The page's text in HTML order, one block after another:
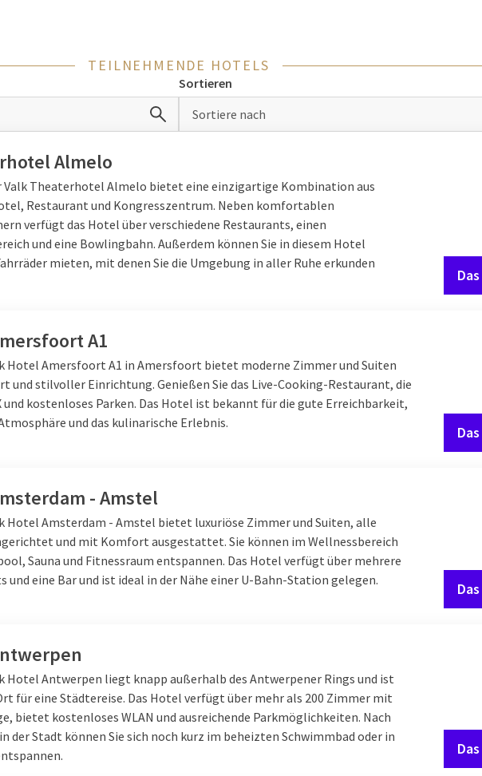
ein Muttertagsbuffet bei Van der Valk?
von Van der Valk ist am Muttertag mindestens genauso großartig wie sonst. So
von:
und kalte Vorspeisen
und vegetarische Hauptgerichte
Dessertbuffet
Buffetsbereiten Chefköche Ihre Lieblingsgerichte direkt vor Ihrer Nase zu. So
und können direkt schlemmen! Sie genießen bereits zu einem festen Preis und
Nacht in einem unserer Van der Valk Hotels. Übernachten Sie eine Nacht oder ein
luxuriösen, komfortablen Zimmer und Suiten. Der perfekte Abschluss des
TEILNEHMENDE HOTELS
Sortieren
Sortiere nach
Almelo
Valk Theaterhotel Almelo bietet eine einzigartige Kombination aus
Restaurant und Kongresszentrum. Neben komfortablen
verfügt das Hotel über verschiedene Restaurants, einen
und eine Bowlingbahn. Außerdem können Sie in diesem Hotel
mieten, mit denen Sie die Umgebung in aller Ruhe erkunden
A1
Hotel Amersfoort A1 in Amersfoort bietet moderne Zimmer und Suiten
und stilvoller Einrichtung. Genießen Sie das Live-Cooking-Restaurant, die
und kostenloses Parken. Das Hotel ist bekannt für die gute Erreichbarkeit,
und das kulinarische Erlebnis.
- Amstel
Hotel Amsterdam - Amstel bietet luxuriöse Zimmer und Suiten, alle
und mit Komfort ausgestattet. Sie können im Wellnessbereich
Sauna und Fitnessraum entspannen. Das Hotel verfügt über mehrere
und eine Bar und ist ideal in der Nähe einer U-Bahn-Station gelegen.
Hotel Antwerpen liegt knapp außerhalb des Antwerpener Rings und ist
für eine Städtereise. Das Hotel verfügt über mehr als 200 Zimmer mit
bietet kostenloses WLAN und ausreichende Parkmöglichkeiten. Nach
der Stadt können Sie sich noch kurz im beheizten Schwimmbad oder in